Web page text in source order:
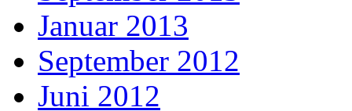
Januar 2013
September 2012
Juni 2012